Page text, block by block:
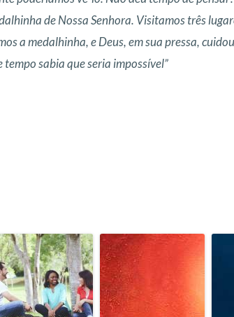
de Nossa Senhora. Visitamos três
a medalhinha, e Deus, em sua pressa,
sabia que seria impossível”